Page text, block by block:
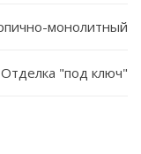
монолитный
Отделка "под ключ"